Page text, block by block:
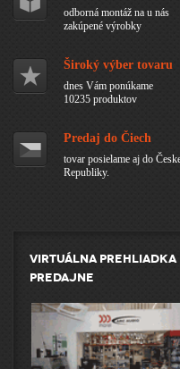
odborná montáž na u nás
zakúpené výrobky
Široký výber tovaru
dnes Vám ponúkame
10235 produktov
Predaj do Čiech
tovar posielame aj do
Republiky.
Virtuálna prehliadka
predajne